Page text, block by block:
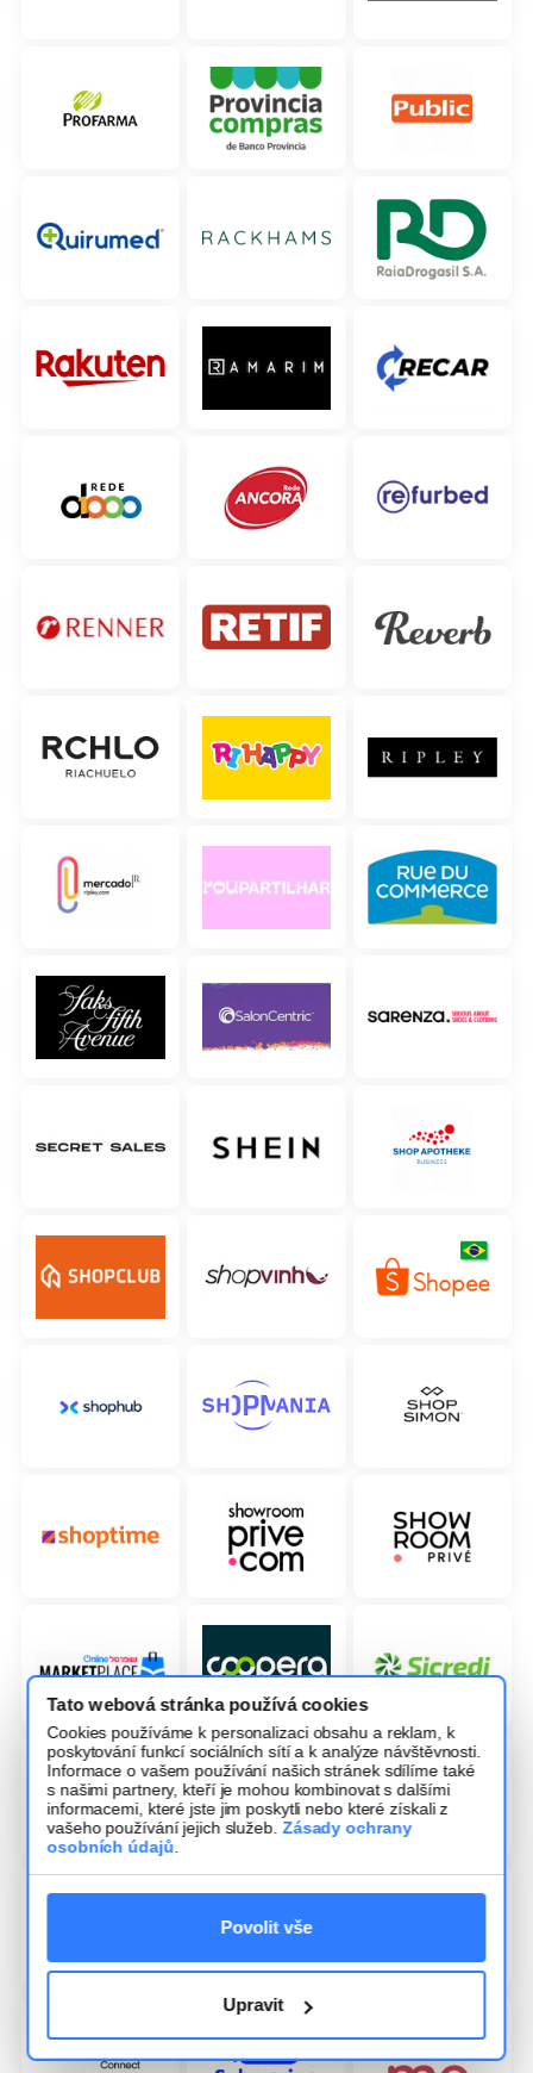
Tato webová stránka používá cookies
Cookies používáme k personalizaci obsahu a reklam, k
poskytování funkcí sociálních sítí a k analýze návštěvnosti.
Informace o vašem používání našich stránek sdílíme také
s našimi partnery, kteří je mohou kombinovat s dalšími
informacemi, které jste jim poskytli nebo které získali z
vašeho používání jejich služeb.Zásady ochrany
osobních údajů
Povolit vše
Upravit